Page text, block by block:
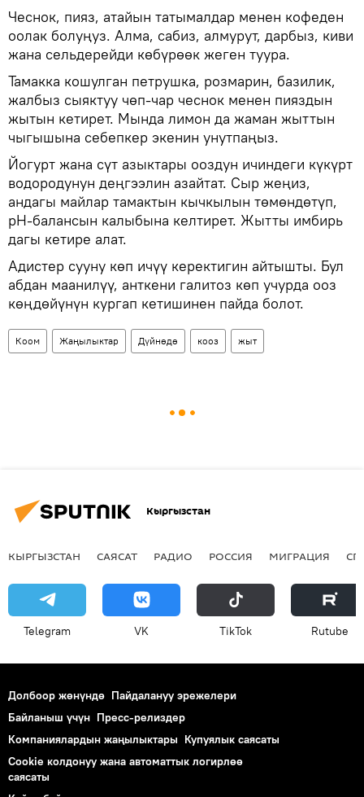
Чеснок, пияз, атайын татымалдар менен кофеден
оолак болуңуз. Алма, сабиз, алмурут, дарбыз, киви
жана сельдерейди көбүрөөк жеген туура.
Тамакка кошулган петрушка, розмарин, базилик,
жалбыз сыяктуу чөп-чар чеснок менен пияздын
жытын кетирет. Мында лимон да жаман жыттын
чыгышына себепкер экенин унутпаңыз.
Йогурт жана сүт азыктары ооздун ичиндеги күкүрт
водородунун деңгээлин азайтат. Сыр жеңиз,
андагы майлар тамактын кычкылын төмөндөтүп,
рН-балансын калыбына келтирет. Жытты имбирь
дагы кетире алат.
Адистер сууну көп ичүү керектигин айтышты. Бул
абдан маанилүү, анткени галитоз көп учурда ооз
көңдөйүнүн кургап кетишинен пайда болот.
Коом Жаңылыктар Дүйнөдө кооз жыт
Кыргызстан
КЫРГЫЗСТАН САЯСАТ РАДИО РОССИЯ МИГРАЦИЯ
Telegram VK ТikТоk Rutube
Долбоор жөнүндө Пайдалануу эрежелери
Байланыш үчүн Пресс-релиздер
Компаниялардын жаңылыктары Купуялык саясаты
Cookie колдонуу жана автоматтык логирлөө
саясаты